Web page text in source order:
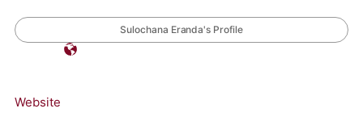
Sulochana Eranda's Profile
Website